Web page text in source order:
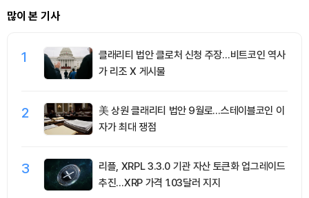
많이 본 기사
1
클래리티 법안 클로처 신청 주장…비트코인 역사
가 리조 X 게시물
2
美 상원 클래리티 법안 9월로…스테이블코인 이
자가 최대 쟁점
3
리플, XRPL 3.3.0 기관 자산 토큰화 업그레이드
추진…XRP 가격 1.03달러 지지